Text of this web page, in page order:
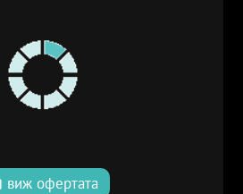
виж офертата